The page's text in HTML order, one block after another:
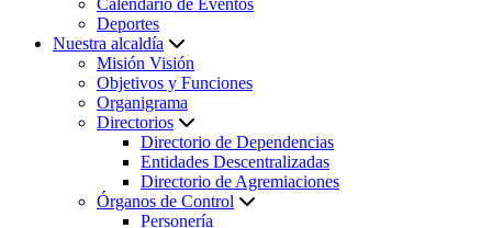
Deportes
Nuestra alcaldía
Misión Visión
Objetivos y Funciones
Organigrama
Directorios
Directorio de Dependencias
Entidades Descentralizadas
Directorio de Agremiaciones
Órganos de Control
Personería